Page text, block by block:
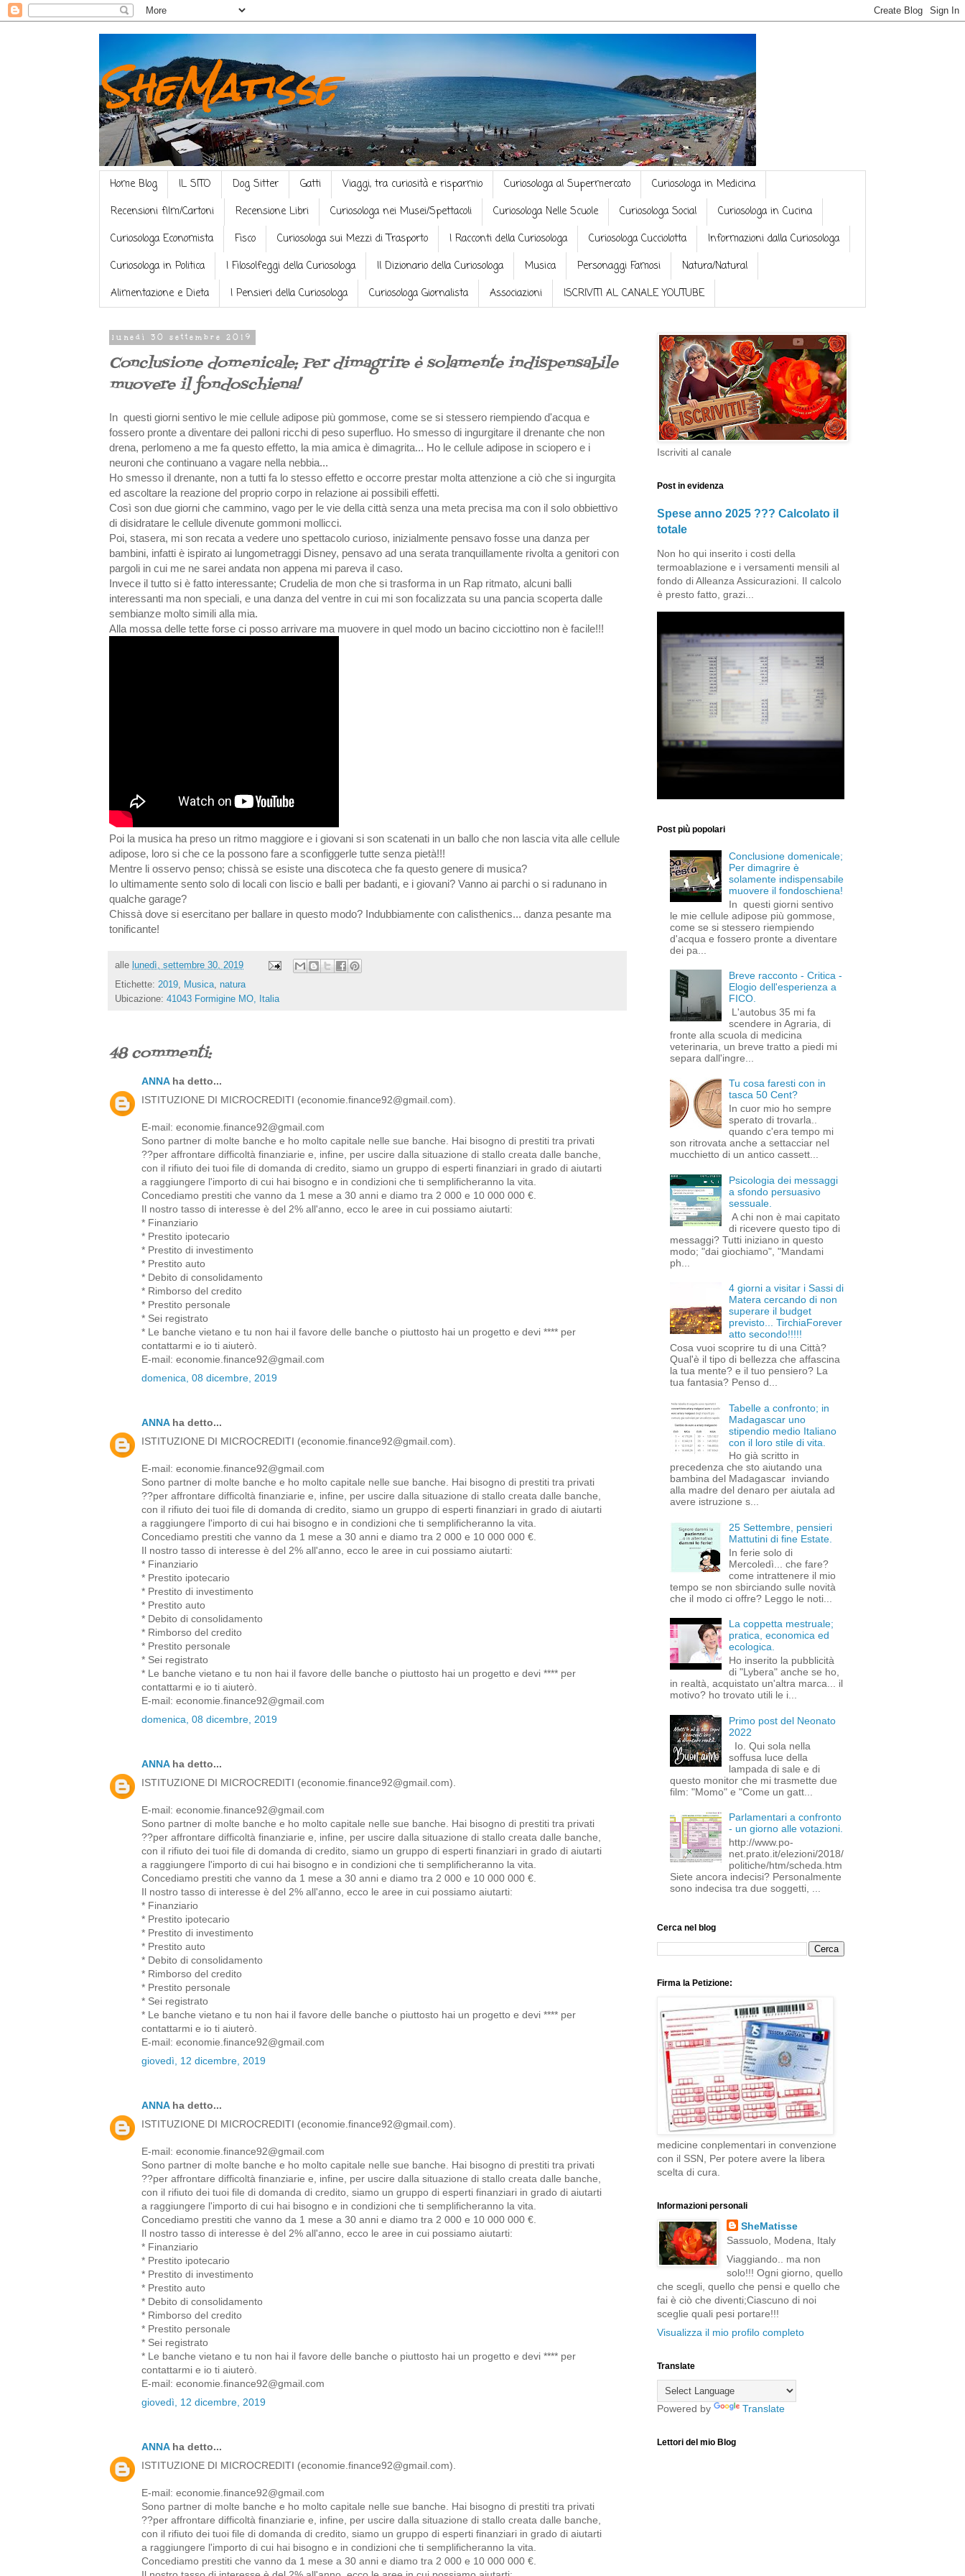
SheMatisse
Home Blog IL SITO Dog Sitter Gatti Viaggi, tra curiosità e risparmio Curiosologa al Supermercato
Curiosologa in Medicina
Recensioni film/Cartoni
Recensione Libri Curiosologa nei Musei/Spettacoli Curiosologa Nelle Scuole Curiosologa Social
Curiosologa in Cucina
Curiosologa Economista
Fisco Curiosologa sui Mezzi di Trasporto I Racconti della Curiosologa Curiosologa Cucciolotta
Informazioni dalla Curiosologa
Curiosologa in Politica
I Filosolfeggi della Curiosologa Il Dizionario della Curiosologa Musica Personaggi Famosi
Natura/Natural
Alimentazione e Dieta
I Pensieri della Curiosologa Curiosologa Giornalista Associazioni ISCRIVITI AL CANALE YOUTUBE
lunedì 30 settembre 2019
Conclusione domenicale; Per dimagrire è solamente indispensabile
muovere il fondoschiena!
In questi giorni sentivo le mie cellule adipose più gommose, come se si stessero riempiendo d'acqua e
fossero pronte a diventare dei palloni ricchi di peso superfluo. Ho smesso di ingurgitare il drenante che non
drena, perlomeno a me fa questo effetto, la mia amica è dimagrita... Ho le cellule adipose in sciopero e i
neuroni che continuano a vagare nella nebbia...
Ho smesso il drenante, non a tutti fa lo stesso effetto e occorre prestar molta attenzione a ciò che si ingurgita
ed ascoltare la reazione del proprio corpo in relazione ai possibili effetti.
Così son due giorni che cammino, vago per le vie della città senza una meta precisa ma con il solo obbiettivo
di disidratare le cellule divenute gommoni mollicci.
Poi, stasera, mi son recata a vedere uno spettacolo curioso, inizialmente pensavo fosse una danza per
bambini, infatti è ispirato ai lungometraggi Disney, pensavo ad una serata tranquillamente rivolta a genitori con
pargoli in cui me ne sarei andata non appena mi pareva il caso.
Invece il tutto si è fatto interessante; Crudelia de mon che si trasforma in un Rap ritmato, alcuni balli
interessanti ma non speciali, e una danza del ventre in cui mi son focalizzata su una pancia scoperta dalle
sembianze molto simili alla mia.
Alla mossa delle tette forse ci posso arrivare ma muovere in quel modo un bacino cicciottino non è facile!!!
Poi la musica ha preso un ritmo maggiore e i giovani si son scatenati in un ballo che non lascia vita alle cellule
adipose, loro si che ce la possono fare a sconfiggerle tutte senza pietà!!!
Mentre li osservo penso; chissà se esiste una discoteca che fa questo genere di musica?
Io ultimamente sento solo di locali con liscio e balli per badanti, e i giovani? Vanno ai parchi o si radunano in
qualche garage?
Chissà dove si esercitano per ballare in questo modo? Indubbiamente con calisthenics... danza pesante ma
tonificante!
alle lunedì, settembre 30, 2019
Etichette: 2019, Musica, natura
Ubicazione: 41043 Formigine MO, Italia
48 commenti:
ANNAha detto...
ISTITUZIONE DI MICROCREDITI (economie.finance92@gmail.com).
E-mail: economie.finance92@gmail.com
Sono partner di molte banche e ho molto capitale nelle sue banche. Hai bisogno di prestiti tra privati
??per affrontare difficoltà finanziarie e, infine, per uscire dalla situazione di stallo creata dalle banche,
con il rifiuto dei tuoi file di domanda di credito, siamo un gruppo di esperti finanziari in grado di aiutarti
a raggiungere l'importo di cui hai bisogno e in condizioni che ti semplificheranno la vita.
Concediamo prestiti che vanno da 1 mese a 30 anni e diamo tra 2 000 e 10 000 000 €.
Il nostro tasso di interesse è del 2% all'anno, ecco le aree in cui possiamo aiutarti:
* Finanziario
* Prestito ipotecario
* Prestito di investimento
* Prestito auto
* Debito di consolidamento
* Rimborso del credito
* Prestito personale
* Sei registrato
* Le banche vietano e tu non hai il favore delle banche o piuttosto hai un progetto e devi **** per
contattarmi e io ti aiuterò.
E-mail: economie.finance92@gmail.com
domenica, 08 dicembre, 2019
ANNAha detto...
ISTITUZIONE DI MICROCREDITI (economie.finance92@gmail.com).
E-mail: economie.finance92@gmail.com
Sono partner di molte banche e ho molto capitale nelle sue banche. Hai bisogno di prestiti tra privati
??per affrontare difficoltà finanziarie e, infine, per uscire dalla situazione di stallo creata dalle banche,
con il rifiuto dei tuoi file di domanda di credito, siamo un gruppo di esperti finanziari in grado di aiutarti
a raggiungere l'importo di cui hai bisogno e in condizioni che ti semplificheranno la vita.
Concediamo prestiti che vanno da 1 mese a 30 anni e diamo tra 2 000 e 10 000 000 €.
Il nostro tasso di interesse è del 2% all'anno, ecco le aree in cui possiamo aiutarti:
* Finanziario
* Prestito ipotecario
* Prestito di investimento
* Prestito auto
* Debito di consolidamento
* Rimborso del credito
* Prestito personale
* Sei registrato
* Le banche vietano e tu non hai il favore delle banche o piuttosto hai un progetto e devi **** per
contattarmi e io ti aiuterò.
E-mail: economie.finance92@gmail.com
domenica, 08 dicembre, 2019
ANNAha detto...
ISTITUZIONE DI MICROCREDITI (economie.finance92@gmail.com).
E-mail: economie.finance92@gmail.com
Sono partner di molte banche e ho molto capitale nelle sue banche. Hai bisogno di prestiti tra privati
??per affrontare difficoltà finanziarie e, infine, per uscire dalla situazione di stallo creata dalle banche,
con il rifiuto dei tuoi file di domanda di credito, siamo un gruppo di esperti finanziari in grado di aiutarti
a raggiungere l'importo di cui hai bisogno e in condizioni che ti semplificheranno la vita.
Concediamo prestiti che vanno da 1 mese a 30 anni e diamo tra 2 000 e 10 000 000 €.
Il nostro tasso di interesse è del 2% all'anno, ecco le aree in cui possiamo aiutarti:
* Finanziario
* Prestito ipotecario
* Prestito di investimento
* Prestito auto
* Debito di consolidamento
* Rimborso del credito
* Prestito personale
* Sei registrato
* Le banche vietano e tu non hai il favore delle banche o piuttosto hai un progetto e devi **** per
contattarmi e io ti aiuterò.
E-mail: economie.finance92@gmail.com
giovedì, 12 dicembre, 2019
ANNAha detto...
ISTITUZIONE DI MICROCREDITI (economie.finance92@gmail.com).
E-mail: economie.finance92@gmail.com
Sono partner di molte banche e ho molto capitale nelle sue banche. Hai bisogno di prestiti tra privati
??per affrontare difficoltà finanziarie e, infine, per uscire dalla situazione di stallo creata dalle banche,
con il rifiuto dei tuoi file di domanda di credito, siamo un gruppo di esperti finanziari in grado di aiutarti
a raggiungere l'importo di cui hai bisogno e in condizioni che ti semplificheranno la vita.
Concediamo prestiti che vanno da 1 mese a 30 anni e diamo tra 2 000 e 10 000 000 €.
Il nostro tasso di interesse è del 2% all'anno, ecco le aree in cui possiamo aiutarti:
* Finanziario
* Prestito ipotecario
* Prestito di investimento
* Prestito auto
* Debito di consolidamento
* Rimborso del credito
* Prestito personale
* Sei registrato
* Le banche vietano e tu non hai il favore delle banche o piuttosto hai un progetto e devi **** per
contattarmi e io ti aiuterò.
E-mail: economie.finance92@gmail.com
giovedì, 12 dicembre, 2019
ANNAha detto...
ISTITUZIONE DI MICROCREDITI (economie.finance92@gmail.com).
E-mail: economie.finance92@gmail.com
Sono partner di molte banche e ho molto capitale nelle sue banche. Hai bisogno di prestiti tra privati
??per affrontare difficoltà finanziarie e, infine, per uscire dalla situazione di stallo creata dalle banche,
con il rifiuto dei tuoi file di domanda di credito, siamo un gruppo di esperti finanziari in grado di aiutarti
a raggiungere l'importo di cui hai bisogno e in condizioni che ti semplificheranno la vita.
Concediamo prestiti che vanno da 1 mese a 30 anni e diamo tra 2 000 e 10 000 000 €.
Iscriviti al canale
Post in evidenza
Spese anno 2025 ??? Calcolato il
totale
Non ho qui inserito i costi della
termoablazione e i versamenti mensili al
fondo di Alleanza Assicurazioni. Il calcolo
è presto fatto, grazi...
Post più popolari
Conclusione domenicale;
Per dimagrire è
solamente indispensabile
muovere il fondoschiena!
In questi giorni sentivo
le mie cellule adipose più gommose,
come se si stessero riempiendo
d'acqua e fossero pronte a diventare
dei pa...
Breve racconto - Critica -
Elogio dell'esperienza a
FICO.
L'autobus 35 mi fa
scendere in Agraria, di
fronte alla scuola di medicina
veterinaria, un breve tratto a piedi mi
separa dall'ingre...
Tu cosa faresti con in
tasca 50 Cent?
In cuor mio ho sempre
sperato di trovarla..
quando c'era tempo mi
son ritrovata anche a settacciar nel
mucchietto di un antico cassett...
Psicologia dei messaggi
a sfondo persuasivo
sessuale.
A chi non è mai capitato
di ricevere questo tipo di
messaggi? Tutti iniziano in questo
modo; "dai giochiamo", "Mandami
ph...
4 giorni a visitar i Sassi di
Matera cercando di non
superare il budget
previsto... TirchiaForever
atto secondo!!!!!
Cosa vuoi scoprire tu di una Città?
Qual'è il tipo di bellezza che affascina
la tua mente? e il tuo pensiero? La
tua fantasia? Penso d...
Tabelle a confronto; in
Madagascar uno
stipendio medio Italiano
con il loro stile di vita.
Ho già scritto in
precedenza che sto aiutando una
bambina del Madagascar inviando
alla madre del denaro per aiutala ad
avere istruzione s...
25 Settembre, pensieri
Mattutini di fine Estate.
In ferie solo di
Mercoledì... che fare?
come intrattenere il mio
tempo se non sbirciando sulle novità
che il modo ci offre? Leggo le noti...
La coppetta mestruale;
pratica, economica ed
ecologica.
Ho inserito la pubblicità
di "Lybera" anche se ho,
in realtà, acquistato un'altra marca... il
motivo? ho trovato utili le i...
Primo post del Neonato
2022
Io. Qui sola nella
soffusa luce della
lampada di sale e di
questo monitor che mi trasmette due
film: "Momo" e "Come un gatt...
Parlamentari a confronto
- un giorno alle votazioni.
http://www.po-
net.prato.it/elezioni/2018/
politiche/htm/scheda.htm
Siete ancora indecisi? Personalmente
sono indecisa tra due soggetti, ...
Cerca nel blog
Firma la Petizione:
medicine conplementari in convenzione
con il SSN, Per potere avere la libera
scelta di cura.
Informazioni personali
SheMatisse
Sassuolo, Modena, Italy
Viaggiando.. ma non
solo!!! Ogni giorno, quello
che scegli, quello che pensi e quello che
fai è ciò che diventi;Ciascuno di noi
sceglie quali pesi portare!!!
Visualizza il mio profilo completo
Translate
Powered by Translate
Lettori del mio Blog